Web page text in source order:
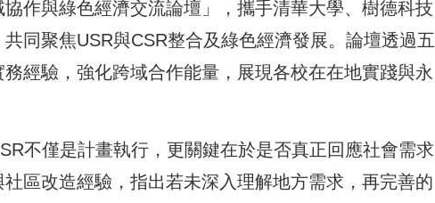
作與綠色經濟交流論壇」，攜手清華大學、樹德科技
同聚焦USR與CSR整合及綠色經濟發展。論壇透過五
經驗，強化跨域合作能量，展現各校在在地實踐與永
不僅是計畫執行，更關鍵在於是否真正回應社會需求
區改造經驗，指出若未深入理解地方需求，再完善的